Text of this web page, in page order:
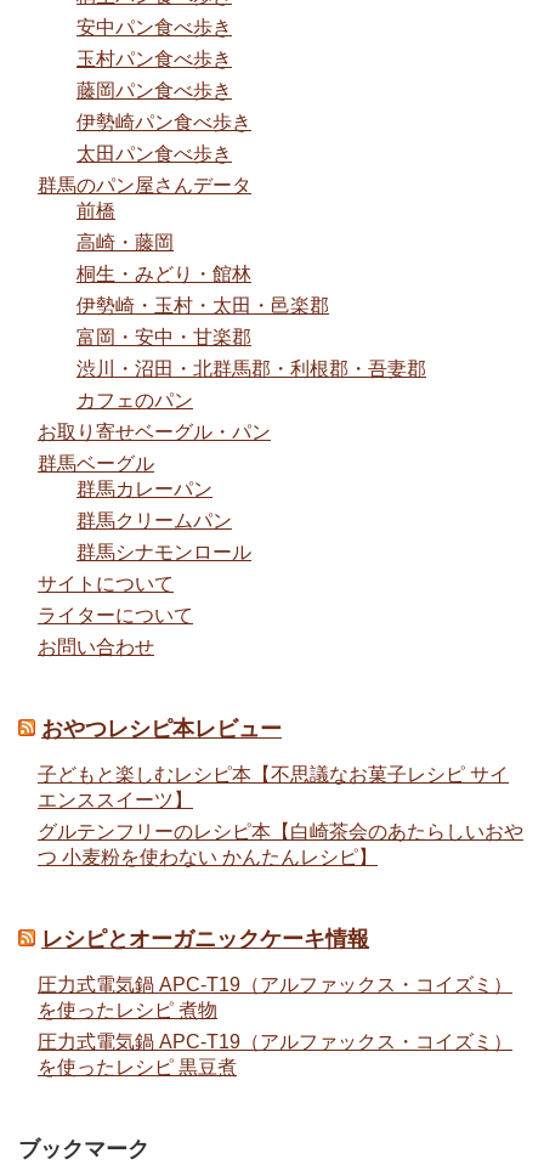
安中パン食べ歩き
玉村パン食べ歩き
藤岡パン食べ歩き
伊勢崎パン食べ歩き
太田パン食べ歩き
群馬のパン屋さんデータ
前橋
高崎・藤岡
桐生・みどり・館林
伊勢崎・玉村・太田・邑楽郡
富岡・安中・甘楽郡
渋川・沼田・北群馬郡・利根郡・吾妻郡
カフェのパン
お取り寄せベーグル・パン
群馬ベーグル
群馬カレーパン
群馬クリームパン
群馬シナモンロール
サイトについて
ライターについて
お問い合わせ
おやつレシピ本レビュー
子どもと楽しむレシピ本【不思議なお菓子レシピ サイ
エンススイーツ】
グルテンフリーのレシピ本【白崎茶会のあたらしいおや
つ 小麦粉を使わない かんたんレシピ】
レシピとオーガニックケーキ情報
圧力式電気鍋 APC-T19（アルファックス・コイズミ）
を使ったレシピ 煮物
圧力式電気鍋 APC-T19（アルファックス・コイズミ）
を使ったレシピ 黒豆煮
ブックマーク